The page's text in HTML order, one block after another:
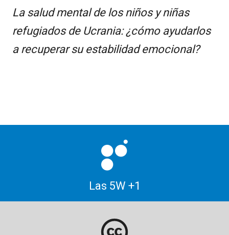
La salud mental de los niños y niñas
refugiados de Ucrania: ¿cómo ayudarlos
a recuperar su estabilidad emocional?
Las 5W +1